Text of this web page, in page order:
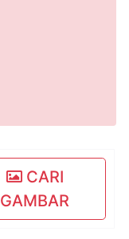
CARI
GAMBAR